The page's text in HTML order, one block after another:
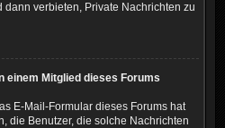
dann verbieten, Private Nachrichten zu
einem Mitglied dieses Forums
E-Mail-Formular dieses Forums hat
die Benutzer, die solche Nachrichten